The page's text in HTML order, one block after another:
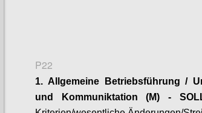
P22
1. Allgemeine Betriebsführung /
und
Kommuniktation (M) -